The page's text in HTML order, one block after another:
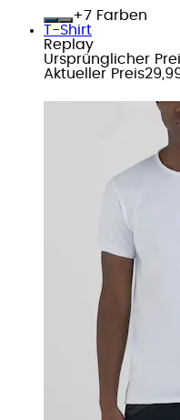
+
Farben
T-Shirt
Replay
Ursprünglicher
Aktueller Preis